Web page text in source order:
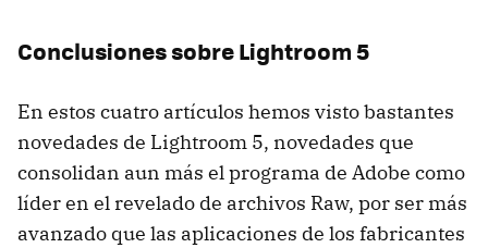
Conclusiones sobre Lightroom 5
En estos cuatro artículos hemos visto bastantes
novedades de Lightroom 5, novedades que
consolidan aun más el programa de Adobe como
líder en el revelado de archivos Raw, por ser más
avanzado que las aplicaciones de los fabricantes